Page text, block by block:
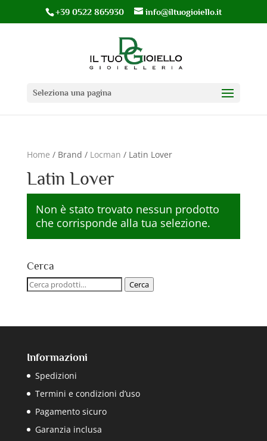
+39 0522 865930 info@iltuogioiello.it
Seleziona una pagina
Home / Brand / Locman / Latin Lover
Latin Lover
Non è stato trovato nessun prodotto
che corrisponde alla tua selezione.
Cerca
Cerca: Cerca
Informazioni
Spedizioni
Termini e condizioni d’uso
Pagamento sicuro
Garanzia inclusa